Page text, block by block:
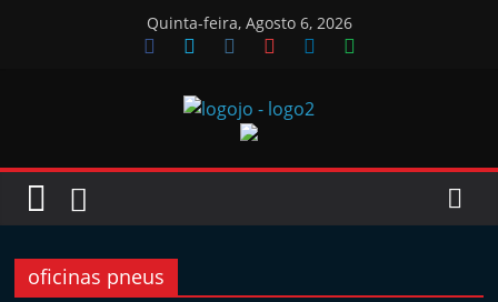
Quinta-feira, Agosto 6, 2026
Jornal
oficinas pneus